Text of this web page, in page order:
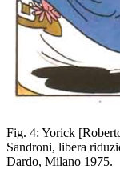
Fig. 4: Yorick
Sandroni, libera
Dardo, Milano 1975.